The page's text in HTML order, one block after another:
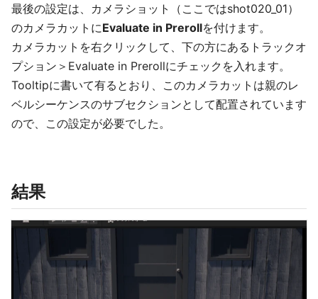
最後の設定は、カメラショット（ここではshot020_01）
のカメラカットにEvaluate in Prerollを付けます。
カメラカットを右クリックして、下の方にあるトラックオ
プション＞Evaluate in Prerollにチェックを入れます。
Tooltipに書いて有るとおり、このカメラカットは親のレ
ベルシーケンスのサブセクションとして配置されています
ので、この設定が必要でした。
結果